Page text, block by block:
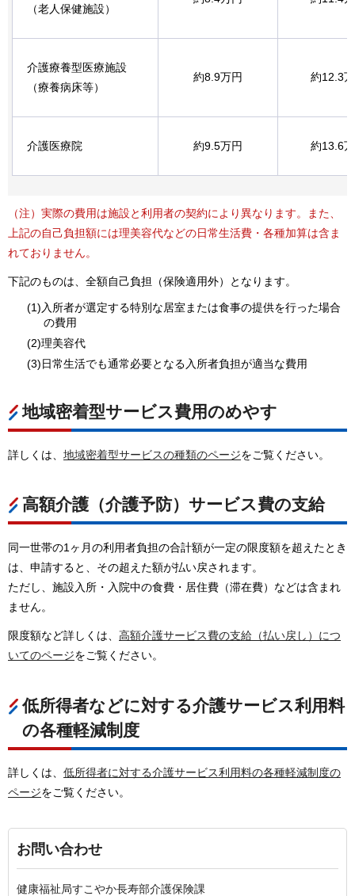
（老人保健施設）
介護療養型医療施設
（療養病床等）
約8.9万円 約12.3
介護医療院 約9.5万円 約13.6
（注）実際の費用は施設と利用者の契約により異なります。また、
上記の自己負担額には理美容代などの日常生活費・各種加算は含ま
れておりません。
下記のものは、全額自己負担（保険適用外）となります。
(1)入所者が選定する特別な居室または食事の提供を行った場合
の費用
(2)理美容代
(3)日常生活でも通常必要となる入所者負担が適当な費用
地域密着型サービス費用のめやす
詳しくは、 地域密着型サービスの種類のページをご覧ください。
高額介護（介護予防）サービス費の支給
同一世帯の1ヶ月の利用者負担の合計額が一定の限度額を超えたとき
は、申請すると、その超えた額が払い戻されます。
ただし、施設入所・入院中の食費・居住費（滞在費）などは含まれ
ません。
限度額など詳しくは、 高額介護サービス費の支給（払い戻し）につ
いてのページをご覧ください。
低所得者などに対する介護サービス利用料
の各種軽減制度
詳しくは、 低所得者に対する介護サービス利用料の各種軽減制度の
ページをご覧ください。
お問い合わせ
健康福祉局すこやか長寿部介護保険課